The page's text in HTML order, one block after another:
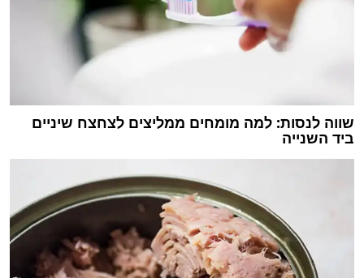
שווה לנסות: למה מומחים ממליצים לצחצח שיניים
ביד השנייה